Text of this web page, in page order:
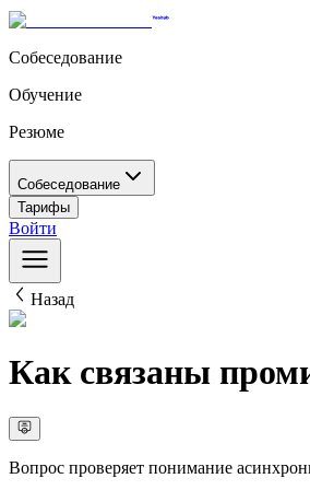
Собеседование
Обучение
Резюме
Собеседование
Тарифы
Войти
Назад
Как связаны
Вопрос проверяет понимание